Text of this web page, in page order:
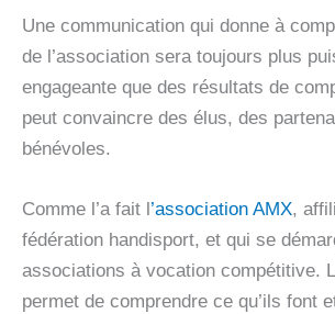
Une communication qui donne à
de l’association sera toujours plus
engageante que des résultats de
peut convaincre des élus, des
bénévoles.
Comme l’a fait l’association AMX,
fédération handisport, et qui se
associations à vocation compétitive.
permet de comprendre ce qu’ils font